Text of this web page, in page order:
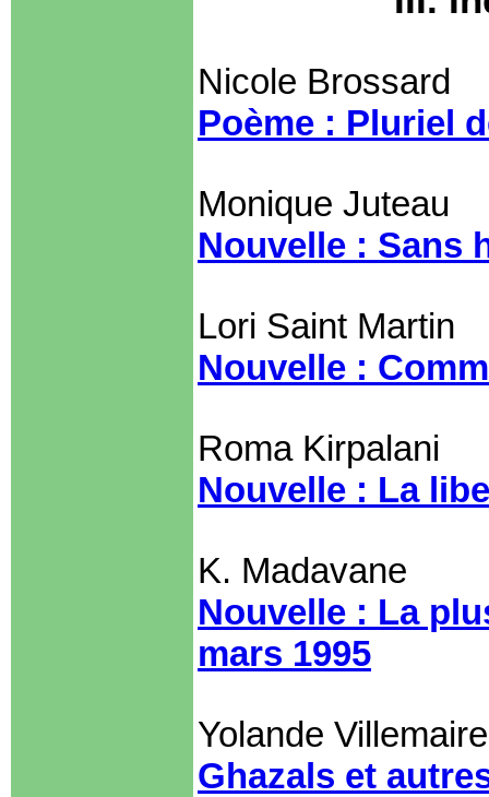
Nicole Brossard
Poème : Pluriel
Monique Juteau
Nouvelle : Sans
Lori Saint Martin
Nouvelle :
Roma Kirpalani
Nouvelle : La
K. Madavane
Nouvelle : La
mars 1995
Yolande Villemaire
Ghazals et